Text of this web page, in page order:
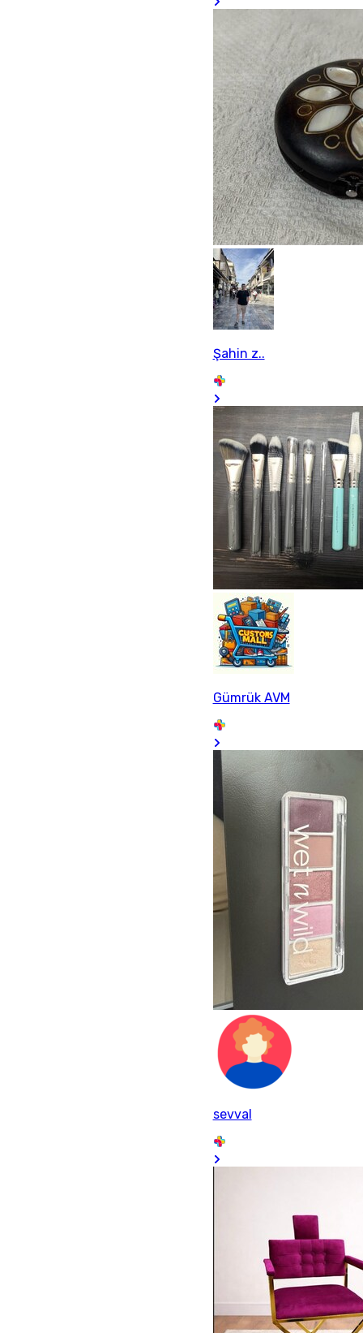
Şahin z..
Gümrük AVM
sevval